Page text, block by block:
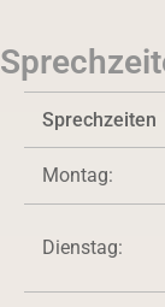
Sprechzeiten
Montag:
Dienstag: